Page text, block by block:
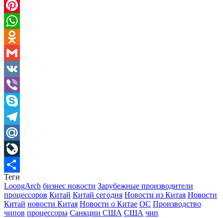
Twitter
Pinterest
WhatsApp
Odnoklassniki
Gmail
VK
Viber
Skype
Telegram
Mail.Ru
LiveJournal
Отправить
Теги
LoongArch бизнес новости Зарубежные производители
процессоров Китай Китай сегодня Новости из Китая Новости
Китай новости Китая Новости о Китае ОС Производство
чипов процессоры Санкции США США чип